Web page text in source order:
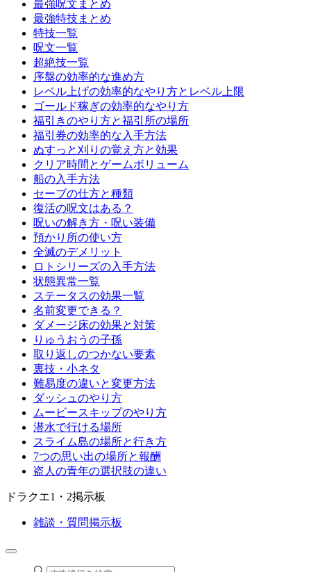
最強呪文まとめ
最強特技まとめ
特技一覧
呪文一覧
超絶技一覧
序盤の効率的な進め方
レベル上げの効率的なやり方とレベル上限
ゴールド稼ぎの効率的なやり方
福引きのやり方と福引所の場所
福引券の効率的な入手方法
ぬすっと刈りの覚え方と効果
クリア時間とゲームボリューム
船の入手方法
セーブの仕方と種類
復活の呪文はある？
呪いの解き方・呪い装備
預かり所の使い方
全滅のデメリット
ロトシリーズの入手方法
状態異常一覧
ステータスの効果一覧
名前変更できる？
ダメージ床の効果と対策
りゅうおうの子孫
取り返しのつかない要素
裏技・小ネタ
難易度の違いと変更方法
ダッシュのやり方
ムービースキップのやり方
潜水で行ける場所
スライム島の場所と行き方
7つの思い出の場所と報酬
盗人の青年の選択肢の違い
ドラクエ1・2掲示板
雑談・質問掲示板